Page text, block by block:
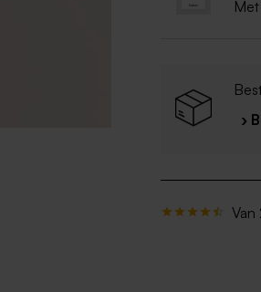
›